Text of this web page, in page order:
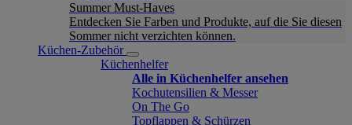
Summer Must-Haves
Entdecken Sie Farben und Produkte, auf die Sie diesen
Sommer nicht verzichten können.
Küchen-Zubehör
Küchenhelfer
Alle in Küchenhelfer ansehen
Kochutensilien & Messer
On The Go
Topflappen & Schürzen